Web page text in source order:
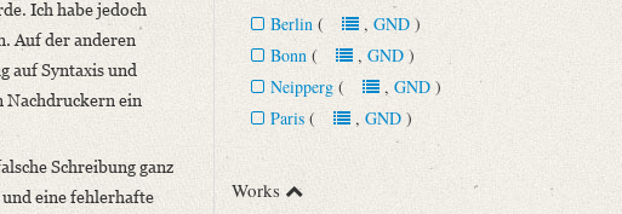
Ich habe jedoch
Auf der anderen
auf Syntaxis und
Nachdruckern ein
Schreibung ganz
eine fehlerhafte
Berlin (, GND)
Bonn (, GND)
Neipperg (, GND)
Paris (, GND)
Works